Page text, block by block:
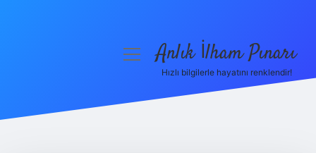
menüyüAnlık İlham Pınarı
Hızlı bilgilerle hayatını renklendir!